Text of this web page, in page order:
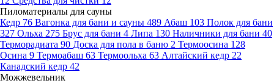
Пиломатериалы для сауны
Кедр 76 Вагонка для бани и сауны 489 Абаш 103 Полок для бани
327 Ольха 275 Брус для бани 4 Липа 130 Наличники для бани 40
Терморадиата 90 Доска для пола в баню 2 Термоосина 128
Осина 9 Термоабаш 63 Термоольха 63 Алтайский кедр 22
Канадский кедр 42
Можжевельник